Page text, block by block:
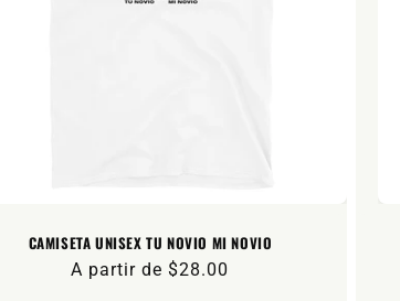
CAMISETA UNISEX TU NOVIO MI NOVIO
Precio
A partir de $28.00